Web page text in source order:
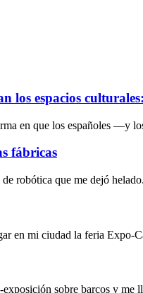
los espacios
en que los españoles —y
fábricas
robótica que me dejó
en mi ciudad la feria Expo-
exposición sobre barcos y